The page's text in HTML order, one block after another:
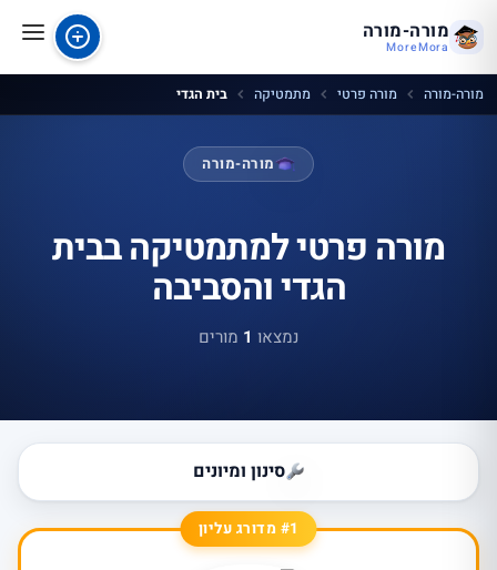
מורה-מורה
MoreMora
מורה-מורה מורה פרטי מתמטיקה בית הגדי
מורה-מורה
מורה פרטי למתמטיקה בבית
הגדי והסביבה
נמצאו 1 מורים
סינון ומיונים
#1 מדורג עליון